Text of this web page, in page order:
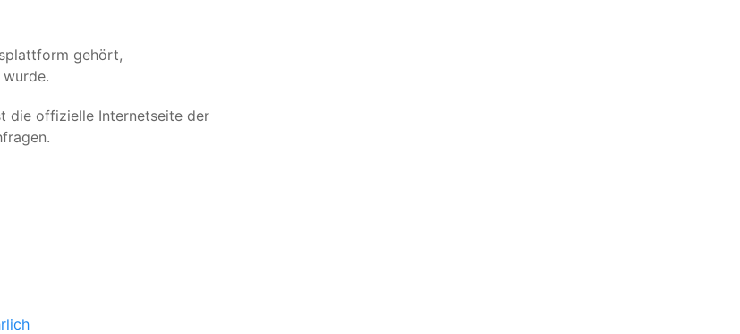
gehört,
die offizielle Internetseite der